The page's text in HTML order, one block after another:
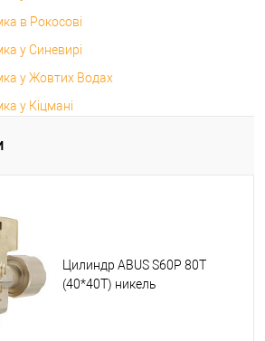
в Рокосові
у Синевирі
у Жовтих Водах
у Кіцмані
Цилиндр ABUS S60P 80T
(40*40T) никель